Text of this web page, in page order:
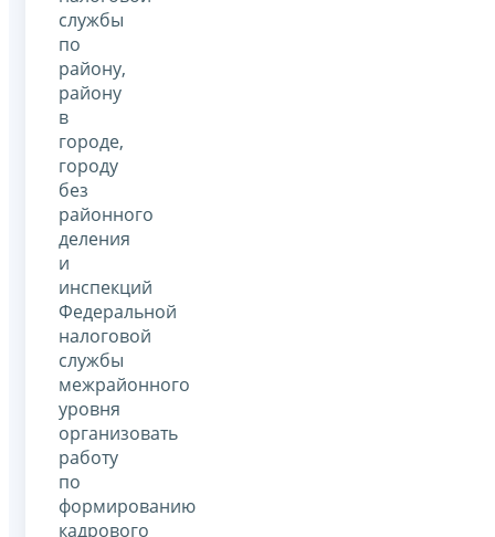
службы
по
району,
району
в
городе,
городу
без
районного
деления
и
инспекций
Федеральной
налоговой
службы
межрайонного
уровня
организовать
работу
по
формированию
кадрового